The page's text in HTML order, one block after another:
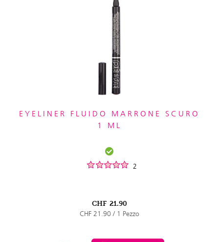
EYELINER FLUIDO MARRONE SCURO
1 ML
2
CHF 21.90
CHF 21.90 / 1 Pezzo